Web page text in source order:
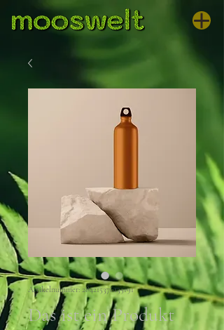
Artikelnummer: 284215376135191
Das ist ein Produkt